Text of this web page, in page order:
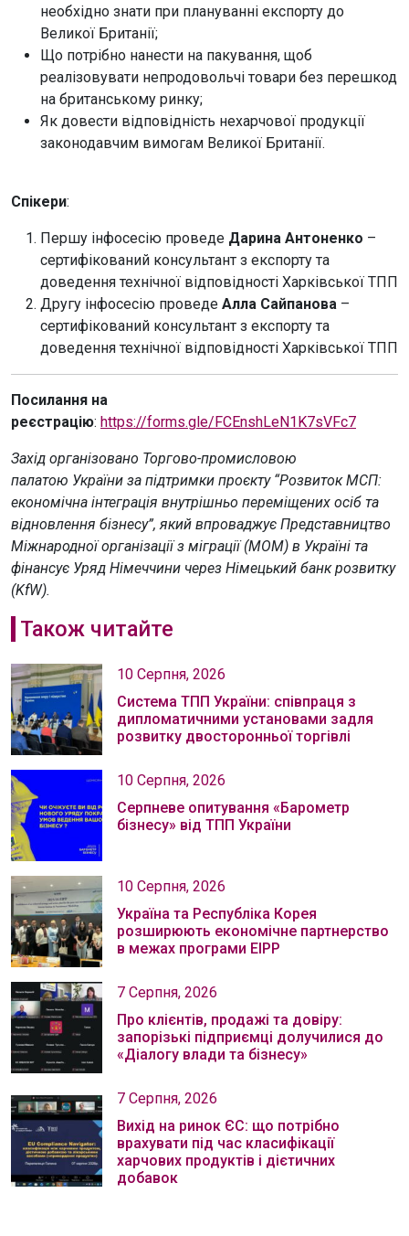
необхідно знати при плануванні експорту до
Великої Британії;
Що потрібно нанести на пакування, щоб
реалізовувати непродовольчі товари без перешкод
на британському ринку;
Як довести відповідність нехарчової продукції
законодавчим вимогам Великої Британії.
Спікери:
Першу інфосесію проведе Дарина Антоненко –
сертифікований консультант з експорту та
доведення технічної відповідності Харківської ТПП
Другу інфосесію проведе Алла Сайпанова –
сертифікований консультант з експорту та
доведення технічної відповідності Харківської ТПП
Посилання на
реєстрацію: https://forms.gle/FCEnshLeN1K7sVFc7
Захід організовано Торгово-промисловою
палатою України за підтримки проєкту “Розвиток МСП:
економічна інтеграція внутрішньо переміщених осіб та
відновлення бізнесу”, який впроваджує Представництво
Міжнародної організації з міграції (МОМ) в Україні та
фінансує Уряд Німеччини через Німецький банк розвитку
(KfW).
Також читайте
10 Серпня, 2026
Система ТПП України: співпраця з
дипломатичними установами задля
розвитку двосторонньої торгівлі
10 Серпня, 2026
Серпневе опитування «Барометр
бізнесу» від ТПП України
10 Серпня, 2026
Україна та Республіка Корея
розширюють економічне партнерство
в межах програми EIPP
7 Серпня, 2026
Про клієнтів, продажі та довіру:
запорізькі підприємці долучилися до
«Діалогу влади та бізнесу»
7 Серпня, 2026
Вихід на ринок ЄС: що потрібно
врахувати під час класифікації
харчових продуктів і дієтичних
добавок